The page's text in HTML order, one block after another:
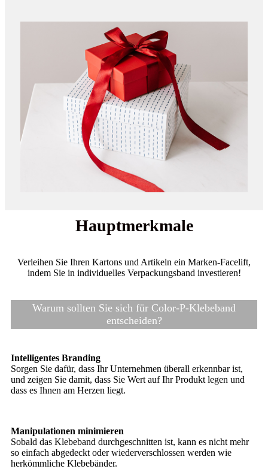
Hauptmerkmale
Verleihen Sie Ihren Kartons und Artikeln ein Marken-Facelift,
indem Sie in individuelles Verpackungsband investieren!
Warum sollten Sie sich für Color-P-Klebeband
entscheiden?
Intelligentes Branding
Sorgen Sie dafür, dass Ihr Unternehmen überall erkennbar ist,
und zeigen Sie damit, dass Sie Wert auf Ihr Produkt legen und
dass es Ihnen am Herzen liegt.
Manipulationen minimieren
Sobald das Klebeband durchgeschnitten ist, kann es nicht mehr
so ​​einfach abgedeckt oder wiederverschlossen werden wie
herkömmliche Klebebänder.